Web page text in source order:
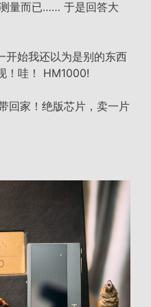
量而已…… 于是回答大
始我还以为是别的东西
！哇！ HM1000!
回家！绝版芯片，卖一片